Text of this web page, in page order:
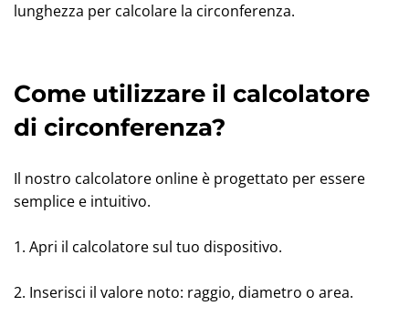
lunghezza per calcolare la circonferenza.
Come utilizzare il calcolatore
di circonferenza?
Il nostro calcolatore online è progettato per essere
semplice e intuitivo.
1. Apri il calcolatore sul tuo dispositivo.
2. Inserisci il valore noto: raggio, diametro o area.